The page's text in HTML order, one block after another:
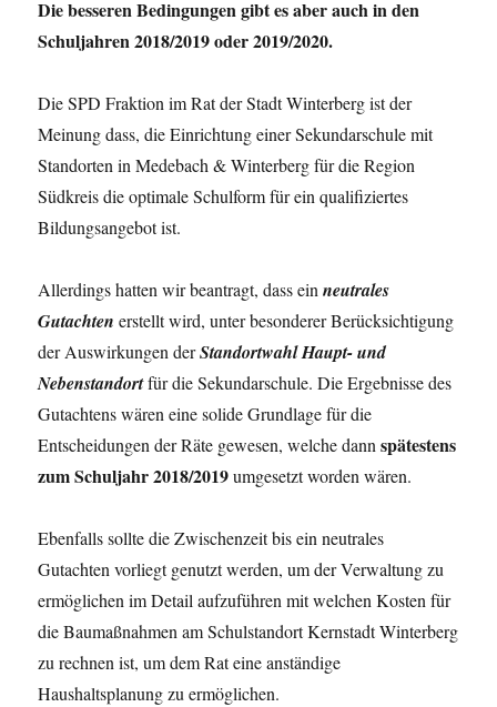
Die besseren Bedingungen gibt es aber auch in den
Schuljahren 2018/2019 oder 2019/2020.
Die SPD Fraktion im Rat der Stadt Winterberg ist der
Meinung dass, die Einrichtung einer Sekundarschule mit
Standorten in Medebach & Winterberg für die Region
Südkreis die optimale Schulform für ein qualifiziertes
Bildungsangebot ist.
Allerdings hatten wir beantragt, dass einneutrales
Gutachten erstellt wird, unter besonderer Berücksichtigung
der Auswirkungen derStandortwahl Haupt- und
Nebenstandortfür die Sekundarschule. Die Ergebnisse des
Gutachtens wären eine solide Grundlage für die
Entscheidungen der Räte gewesen, welche dannspätestens
zum Schuljahr 2018/2019umgesetzt worden wären.
Ebenfalls sollte die Zwischenzeit bis ein neutrales
Gutachten vorliegt genutzt werden, um der Verwaltung zu
ermöglichen im Detail aufzuführen mit welchen Kosten für
die Baumaßnahmen am Schulstandort Kernstadt Winterberg
zu rechnen ist, um dem Rat eine anständige
Haushaltsplanung zu ermöglichen.